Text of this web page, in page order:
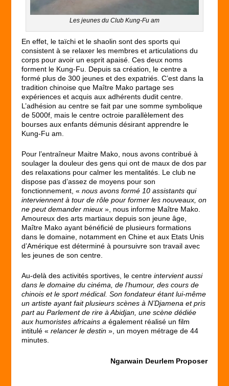
Les jeunes du Club Kung-Fu am
En effet, le taïchi et le shaolin sont des sports qui
consistent à se relaxer les membres et articulations du
corps pour avoir un esprit apaisé. Ces deux noms
forment le Kung-Fu. Depuis sa création, le centre a
formé plus de 300 jeunes et des expatriés. C’est dans la
tradition chinoise que Maître Mako partage ses
expériences et acquis aux adhérents dudit centre.
L’adhésion au centre se fait par une somme symbolique
de 5000f, mais le centre octroie parallèlement des
bourses aux enfants démunis désirant apprendre le
Kung-Fu am.
Pour l’entraîneur Maitre Mako, nous avons contribué à
soulager la douleur des gens qui ont de maux de dos par
des relaxations pour calmer les mentalités. Le club ne
dispose pas d’assez de moyens pour son
fonctionnement, «nous avons formé 10 assistants qui
interviennent à tour de rôle pour former les nouveaux, on
ne peut demander mieux », nous informe Maître Mako.
Amoureux des arts martiaux depuis son jeune âge,
Maître Mako ayant bénéficié de plusieurs formations
dans le domaine, notamment en Chine et aux Etats Unis
d’Amérique est déterminé à poursuivre son travail avec
les jeunes de son centre.
Au-delà des activités sportives, le centre intervient aussi
dans le domaine du cinéma, de l’humour, des cours de
chinois et le sport médical. Son fondateur étant lui-même
un artiste ayant fait plusieurs scènes à N’Djamena et pris
part au Parlement de rire à Abidjan, une scène dédiée
aux humoristes africains aégalement réalisé un film
intitulé «relancer le destin », un moyen métrage de 44
minutes.
Ngarwain Deurlem Proposer